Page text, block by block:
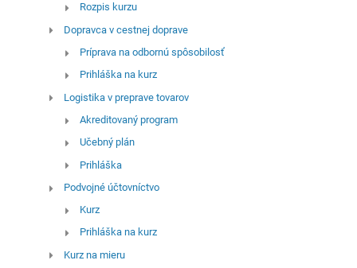
Rozpis kurzu
Dopravca v cestnej doprave
Príprava na odbornú spôsobilosť
Prihláška na kurz
Logistika v preprave tovarov
Akreditovaný program
Učebný plán
Prihláška
Podvojné účtovníctvo
Kurz
Prihláška na kurz
Kurz na mieru